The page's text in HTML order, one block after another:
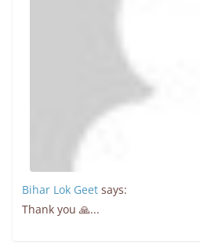
Bihar Lok Geet says:
Thank you 🙏...